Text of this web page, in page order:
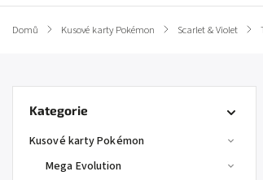
Domů / Kusové karty Pokémon / Scarlet & Violet /
Kategorie
Kusové karty Pokémon
Mega Evolution